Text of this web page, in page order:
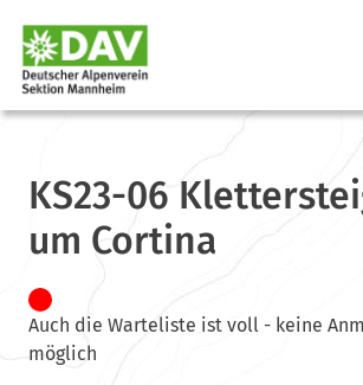
KS23-06
um Cortina
Auch die Warteliste ist voll - keine
möglich